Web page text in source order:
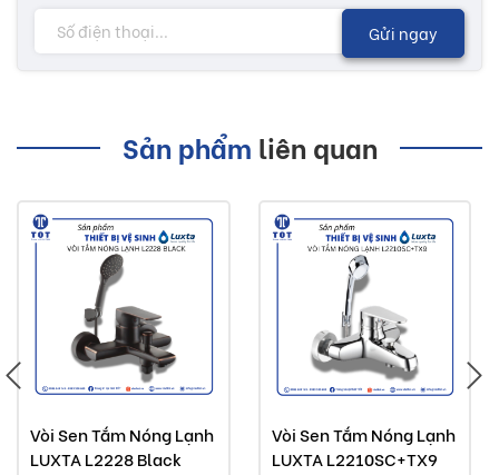
Gửi ngay
Sản phẩm liên quan
Vòi Sen Tắm Nóng Lạnh
LUXTA L2228 Black
Vòi Sen Tắm Nóng Lạnh
LUXTA L2210SC+TX9